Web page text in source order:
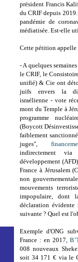
président Francis
du CRIF depuis
pandémie de
médiatisée. Est-elle
Cette pétition appelle
- A quelques
le CRIF, le
unifié) & Cie ont
juifs envers la
israélienne - vote
mont du Temple à
programme
(Boycott
faiblement
juges",
indirectement via
développement
France à Jérusalem
non
mouvements
impopulaire, dont
déclaration évidente
suivante ? Quel est
Exemple d'ONG
France : en 2017,
008 nouveaux
soit 34 171 € via le